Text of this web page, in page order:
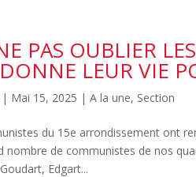
PAS OUBLIER
LEUR VIE
| Mai 15, 2025 |A la une, Section
du 15e arrondissement ont
nombre de communistes de nos
Edgart...